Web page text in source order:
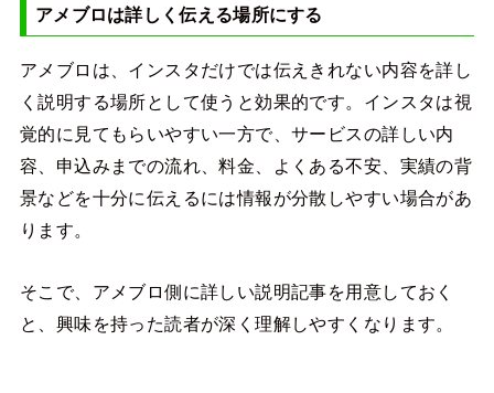
アメブロは詳しく伝える場所にする
アメブロは、インスタだけでは伝えきれない内容を詳し
く説明する場所として使うと効果的です。インスタは視
覚的に見てもらいやすい一方で、サービスの詳しい内
容、申込みまでの流れ、料金、よくある不安、実績の背
景などを十分に伝えるには情報が分散しやすい場合があ
ります。
そこで、アメブロ側に詳しい説明記事を用意しておく
と、興味を持った読者が深く理解しやすくなります。